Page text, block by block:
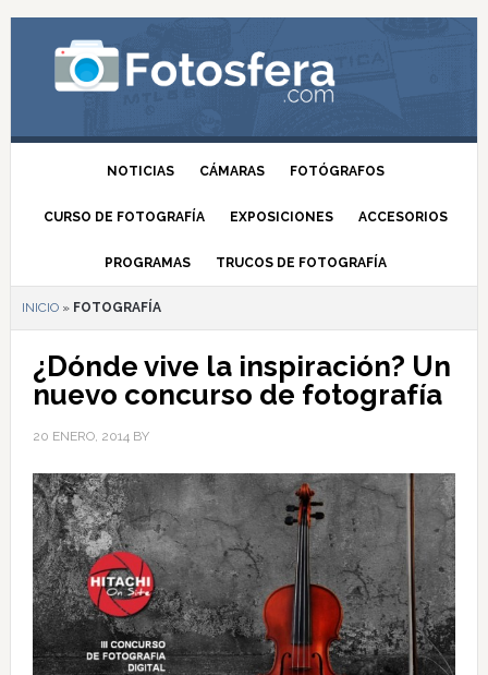
NOTICIAS CÁMARAS FOTÓGRAFOS
CURSO DE FOTOGRAFÍA EXPOSICIONES ACCESORIOS
PROGRAMAS TRUCOS DE FOTOGRAFÍA
INICIO» FOTOGRAFÍA
¿Dónde vive la inspiración? Un
nuevo concurso de fotografía
20 ENERO, 2014BY